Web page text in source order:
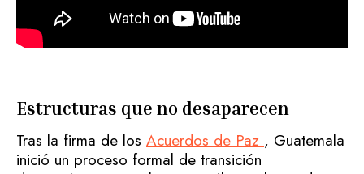
Estructuras que no desaparecen
Tras la firma de los Acuerdos de Paz , Guatemala
inició un proceso formal de transición